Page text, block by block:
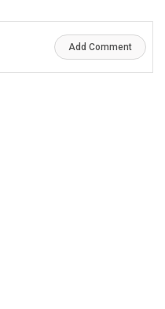
Add Comment